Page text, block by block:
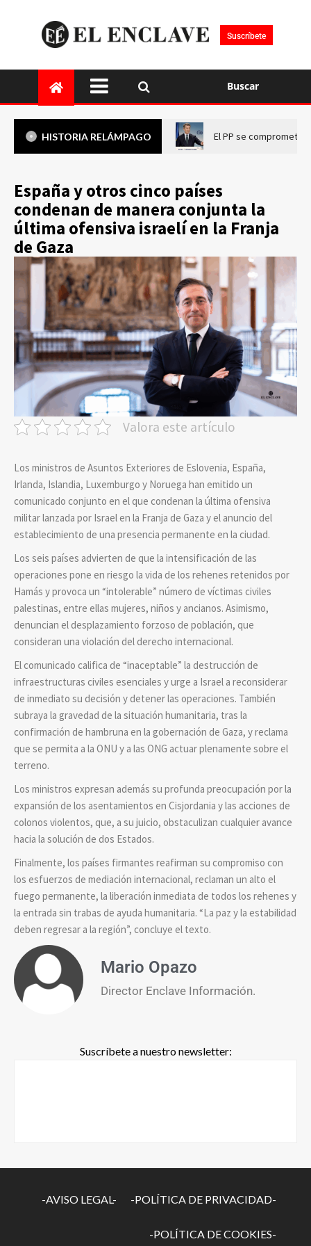
Suscríbete
Buscar
HISTORIA RELÁMPAGO El PP se compromete
España y otros cinco países
condenan de manera conjunta la
última ofensiva israelí en la Franja
de Gaza​
Valora este artículo
Los ministros de Asuntos Exteriores de Eslovenia, España,
Irlanda, Islandia, Luxemburgo y Noruega han emitido un
comunicado conjunto en el que condenan la última ofensiva
militar lanzada por Israel en la Franja de Gaza y el anuncio del
establecimiento de una presencia permanente en la ciudad.
Los seis países advierten de que la intensificación de las
operaciones pone en riesgo la vida de los rehenes retenidos por
Hamás y provoca un “intolerable” número de víctimas civiles
palestinas, entre ellas mujeres, niños y ancianos. Asimismo,
denuncian el desplazamiento forzoso de población, que
consideran una violación del derecho internacional.
El comunicado califica de “inaceptable” la destrucción de
infraestructuras civiles esenciales y urge a Israel a reconsiderar
de inmediato su decisión y detener las operaciones. También
subraya la gravedad de la situación humanitaria, tras la
confirmación de hambruna en la gobernación de Gaza, y reclama
que se permita a la ONU y a las ONG actuar plenamente sobre el
terreno.
Los ministros expresan además su profunda preocupación por la
expansión de los asentamientos en Cisjordania y las acciones de
colonos violentos, que, a su juicio, obstaculizan cualquier avance
hacia la solución de dos Estados.
Finalmente, los países firmantes reafirman su compromiso con
los esfuerzos de mediación internacional, reclaman un alto el
fuego permanente, la liberación inmediata de todos los rehenes y
la entrada sin trabas de ayuda humanitaria. “La paz y la estabilidad
deben regresar a la región”, concluye el texto.
Mario Opazo
Director Enclave Información.
Suscríbete a nuestro newsletter:
-AVISO LEGAL- -POLÍTICA DE PRIVACIDAD-
-POLÍTICA DE COOKIES-